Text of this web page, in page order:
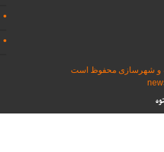
و شهرسازی محفوظ است